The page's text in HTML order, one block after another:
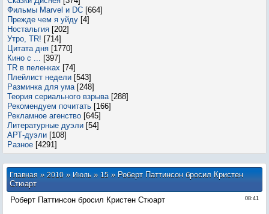
Фильмы Marvel и DC [664]
Прежде чем я уйду [4]
Ностальгия [202]
Утро, TR! [714]
Цитата дня [1770]
Кино с ... [397]
TR в пеленках [74]
Плейлист недели [543]
Разминка для ума [248]
Теория сериального взрыва [288]
Рекомендуем почитать [166]
Рекламное агенство [645]
Литературные дуэли [54]
АРТ-дуэли [108]
Разное [4291]
Главная»2010 » Июль » 15» Роберт Паттинсон бросил Кристен
Стюарт
08:41
Роберт Паттинсон бросил Кристен Стюарт